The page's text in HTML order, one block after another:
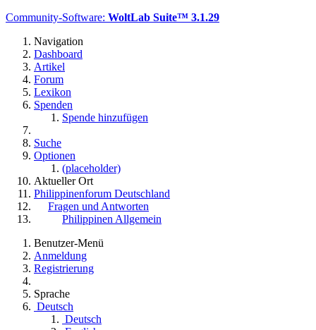
Community-Software: WoltLab Suite™ 3.1.29
Navigation
Dashboard
Artikel
Forum
Lexikon
Spenden
Spende hinzufügen
Suche
Optionen
(placeholder)
Aktueller Ort
Philippinenforum Deutschland
Fragen und Antworten
Philippinen Allgemein
Benutzer-Menü
Anmeldung
Registrierung
Sprache
Deutsch
Deutsch